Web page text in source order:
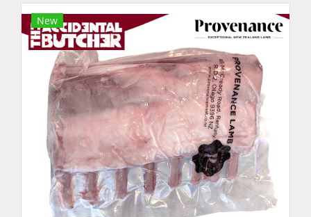
New